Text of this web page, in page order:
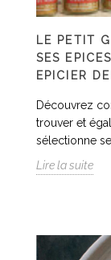
LE PETIT
SES
EPICIER
Découvrez
trouver et
sélectionne
Lire la suite